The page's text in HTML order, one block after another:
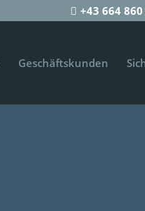
+43 664
Geschäftskunden